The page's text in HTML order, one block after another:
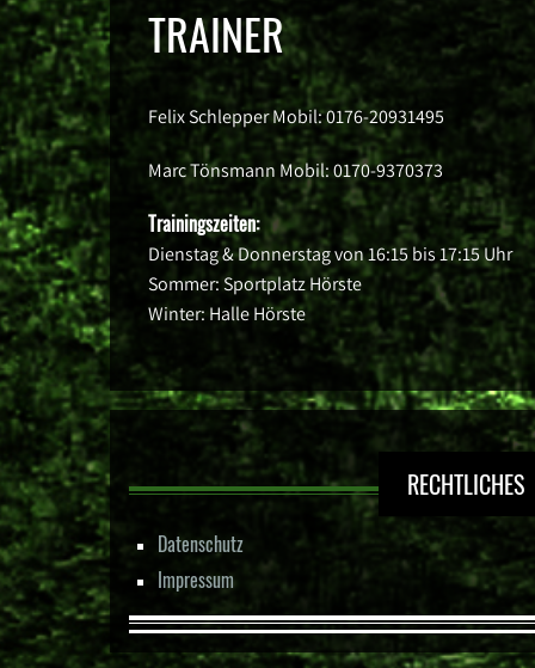
TRAINER
Felix Schlepper Mobil: 0176-20931495
Marc Tönsmann Mobil: 0170-9370373
Trainingszeiten:
Dienstag & Donnerstag von 16:15 bis 17:15 Uhr
Sommer: Sportplatz Hörste
Winter: Halle Hörste
RECHTLICHES
Datenschutz
Impressum